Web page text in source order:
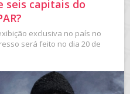
seis capitais do
exclusiva no país no
será feito no dia 20 de